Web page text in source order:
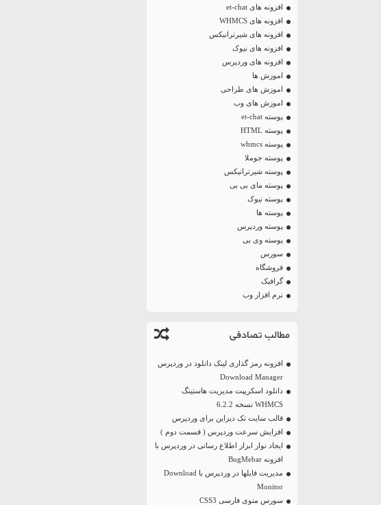
افزونه های et-chat
افزونه های WHMCS
افزونه های شیرترانیکس
افزونه های نیوک
افزونه های وردپرس
اموزش ها
اموزش های طراحی
اموزش های وب
پوسته et-chat
پوسته HTML
پوسته whmcs
پوسته جوملا
پوسته شیرترانیکس
پوسته مای بی بی
پوسته نیوک
پوسته ها
پوسته وردپرس
پوسته وی بی
سورس
فروشگاه
گرافیک
نرم افزار وب
مطالب تصادفی
افزونه رمز گذاری لینک دانلود در وردپرس
Download Manager
دانلود اسکریپت مدیریت هاستینگ
WHMCS نسخه 6.2.2
قالب سایت تک دیزاین برای وردپرس
افزایش سرعت وردپرس ( قسمت دوم )
ایجاد نوار ابزار اطلاع رسانی در وردپرس با
افزونه BugMebar
مدیریت فایلها در وردپرس با Download
Monitor
سورس منوی فارسی CSS3